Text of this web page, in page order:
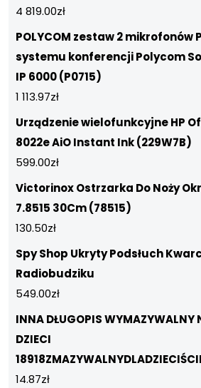
4 819.00zł
POLYCOM zestaw 2 mikrofonów
systemu konferencji Polycom
IP 6000 (P0715)
1 113.97zł
Urządzenie wielofunkcyjne HP
8022e AiO Instant Ink (229W7B)
599.00zł
Victorinox Ostrzarka Do Noży
7.8515 30Cm (78515)
130.50zł
Spy Shop Ukryty Podsłuch
Radiobudziku
549.00zł
INNA DŁUGOPIS WYMAZYWALNY
DZIECI
14.87zł